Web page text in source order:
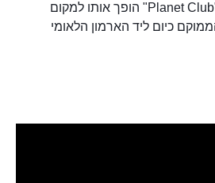
חתך הגילאים המגוון ב-"Planet Club" הופך אותו למקום
כיום ליד הארמון הלאומי